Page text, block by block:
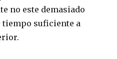
no este demasiado
tiempo suficiente a